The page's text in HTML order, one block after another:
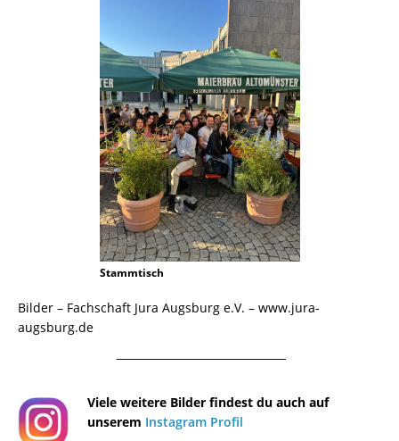
Stammtisch
Bilder – Fachschaft Jura Augsburg e.V. – www.jura-
augsburg.de
¯¯¯¯¯¯¯¯¯¯¯¯¯¯¯¯¯¯¯¯¯¯¯¯¯¯¯¯¯¯¯¯¯¯¯¯¯¯
Viele weitere Bilder findest du auch auf
unserem Instagram Profil